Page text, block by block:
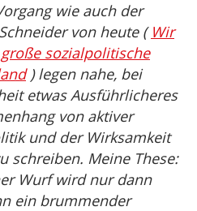
wie auch der
von heute ( Wir
sozialpolitische
) legen nahe, bei
etwas Ausführlicheres
von aktiver
und der Wirksamkeit
schreiben. Meine These:
Wurf wird nur dann
ein brummender